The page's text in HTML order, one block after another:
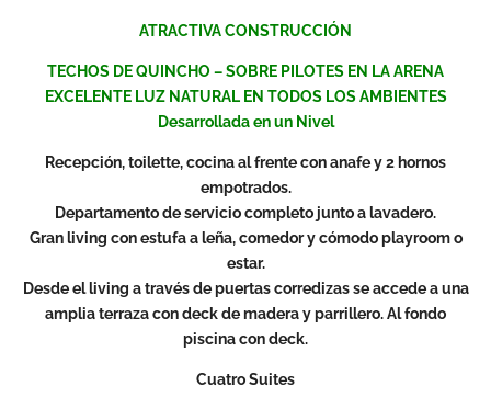
ATRACTIVA CONSTRUCCIÓN
TECHOS DE QUINCHO – SOBRE PILOTES EN LA ARENA
EXCELENTE LUZ NATURAL EN TODOS LOS AMBIENTES
Desarrollada en un Nivel
Recepción, toilette, cocina al frente con anafe y 2 hornos
empotrados.
Departamento de servicio completo junto a lavadero.
Gran living con estufa a leña, comedor y cómodo playroom o
estar.
Desde el living a través de puertas corredizas se accede a una
amplia terraza con deck de madera y parrillero. Al fondo
piscina con deck.
Cuatro Suites